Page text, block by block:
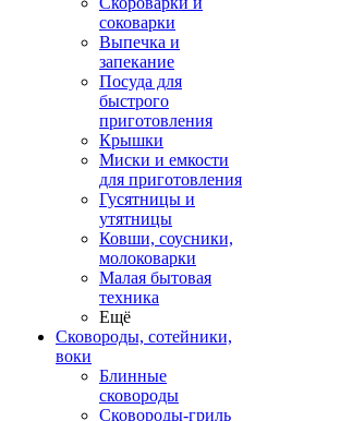
соковарки
Выпечка и
запекание
Посуда для
быстрого
приготовления
Крышки
Миски и емкости
для приготовления
Гусятницы и
утятницы
Ковши, соусники,
молоковарки
Малая бытовая
техника
Ещё
Сковороды, сотейники,
воки
Блинные
сковороды
Сковороды-гриль